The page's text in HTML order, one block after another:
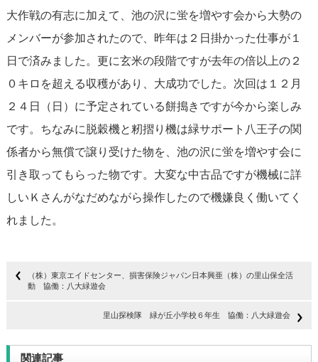
大作戦の有志に加えて、池の沢に蛍を増やす会から大勢の
メンバーが参加されたので、昨年は２日掛かった仕事が１
日で済みました。更に玄米の段階ですが去年の倍以上の２
０キロを超える収穫があり、大成功でした。次回は１２月
２４日（日）に予定されている餅搗きですが今から楽しみ
です。ちなみに脱穀機と籾摺り機は緑サポート八王子の関
係者から無償で譲り受けた物を、池の沢に蛍を増やす会に
引き取ってもらった物です。大変な中古品ですが機械に詳
しいＫさんがなだめながら操作したので機嫌良く働いてく
れました。
（株）東京エイドセンター、損害保険ジャパン日本興亜（株）の里山保全活
動 協働：八大緑遊会
里山探検隊 緑が丘小学校６年生 協働：八大緑遊会
関連記事